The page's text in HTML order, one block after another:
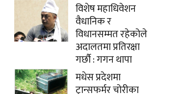
विशेष महाधिवेशन
वैधानिक र
विधानसम्मत रहेकोले
अदालतमा प्रतिरक्षा
गर्छौ : गगन थापा
मधेस प्रदेशमा
ट्रान्सफर्मर चोरीका